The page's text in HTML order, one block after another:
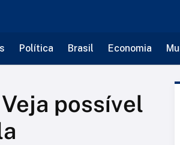
Política Brasil Economia
possível